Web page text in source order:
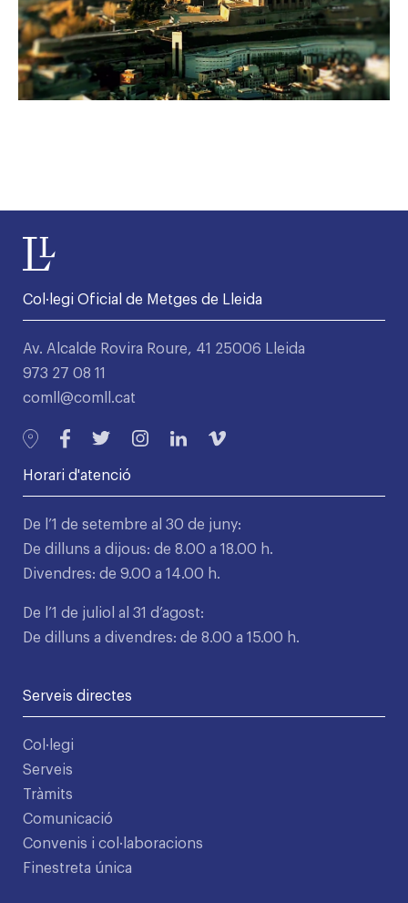
Col·legi Oficial de Metges de Lleida
Av. Alcalde Rovira Roure, 41 25006 Lleida
973 27 08 11
comll@comll.cat
Horari d'atenció
De l’1 de setembre al 30 de juny:
De dilluns a dijous: de 8.00 a 18.00 h.
Divendres: de 9.00 a 14.00 h.
De l’1 de juliol al 31 d’agost:
De dilluns a divendres: de 8.00 a 15.00 h.
Serveis directes
Col·legi
Serveis
Tràmits
Comunicació
Convenis i col·laboracions
Finestreta única